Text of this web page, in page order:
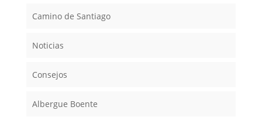
Camino de Santiago
Noticias
Consejos
Albergue Boente